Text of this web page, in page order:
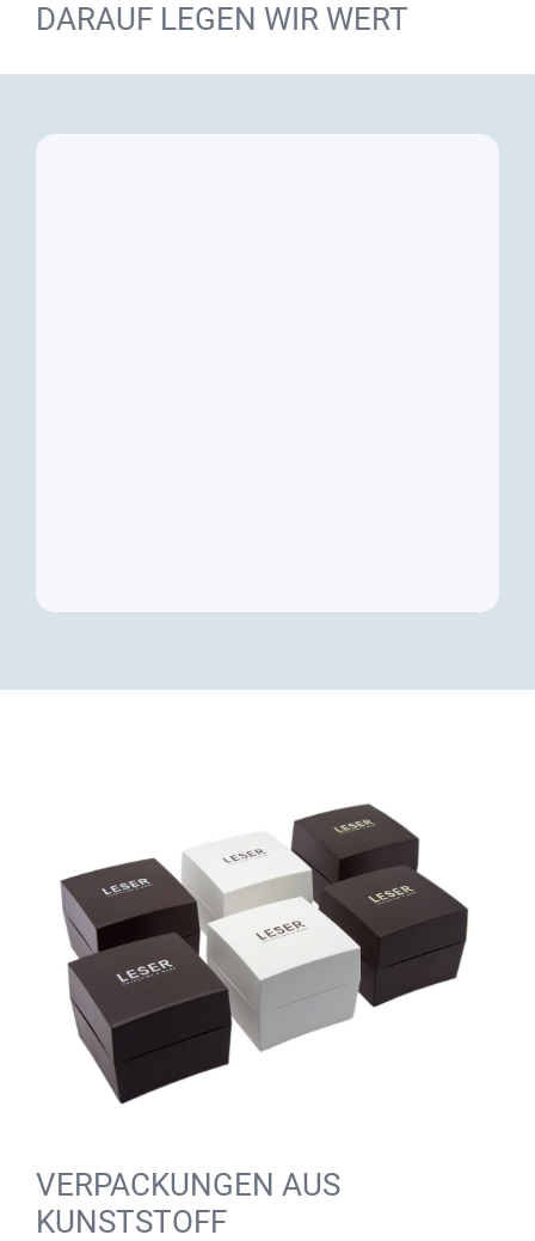
DARAUF LEGEN WIR WERT
VERPACKUNGEN AUS
KUNSTSTOFF